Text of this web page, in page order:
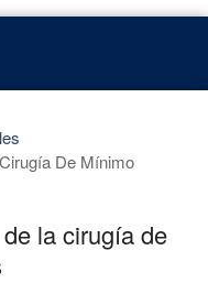
De Mínimo
la cirugía de